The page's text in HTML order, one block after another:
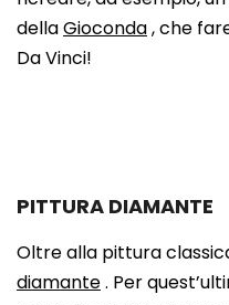
dellaGioconda, che
Da Vinci!
PITTURA DIAMANTE
Oltre alla pittura
diamante. Per